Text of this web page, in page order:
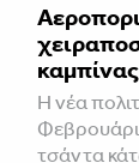
καμπίνας
Η νέα
τσάντα